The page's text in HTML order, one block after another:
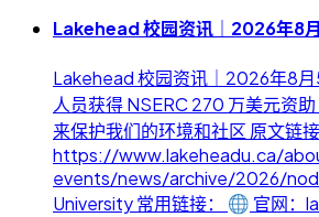
Lakehead 校园资讯｜2026年8
Lakehead 校园资讯｜2026年8月
人员获得 NSERC 270 万美元资
来保护我们的环境和社区 原文链接
https://www.lakeheadu.ca/
events/news/archive/2026/
University 常用链接：
官网：